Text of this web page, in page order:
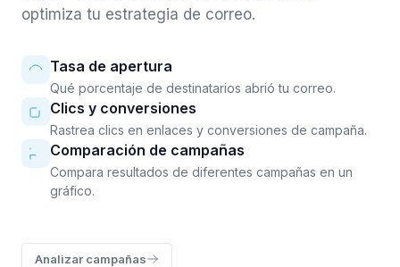
optimiza tu estrategia de correo.
Tasa de apertura
Qué porcentaje de destinatarios abrió tu correo.
Clics y conversiones
Rastrea clics en enlaces y conversiones de campaña.
Comparación de campañas
Compara resultados de diferentes campañas en un
gráfico.
Analizar campañas